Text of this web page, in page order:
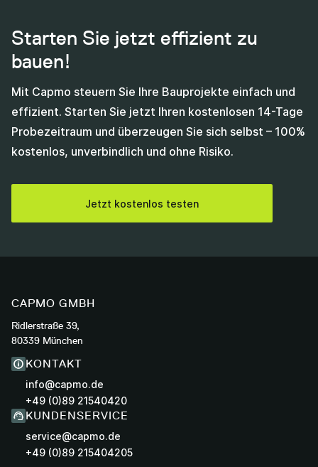
Starten Sie jetzt effizient zu
bauen!
Mit Capmo steuern Sie Ihre Bauprojekte einfach und
effizient. Starten Sie jetzt Ihren kostenlosen 14-Tage
Probezeitraum und überzeugen Sie sich selbst – 100%
kostenlos, unverbindlich und ohne Risiko.
Jetzt kostenlos testen
CAPMO GMBH
Ridlerstraße 39,
80339 München
KONTAKT
info@capmo.de
+49 (0)89 21540420
KUNDENSERVICE
service@capmo.de
+49 (0)89 215404205